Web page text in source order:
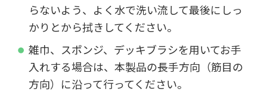
らないよう、よく水で洗い流して最後にしっ
かりとから拭きしてください。
雑巾、スポンジ、デッキブラシを用いてお手
入れする場合は、本製品の長手方向（筋目の
方向）に沿って行ってください。